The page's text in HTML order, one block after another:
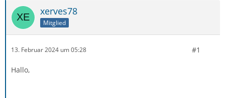
xerves78
Mitglied
13. Februar 2024 um 05:28 #1
Hallo,